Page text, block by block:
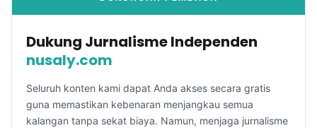
Dukung Jurnalisme Independen
nusaly.com
Seluruh konten kami dapat Anda akses secara gratis
guna memastikan kebenaran menjangkau semua
kalangan tanpa sekat biaya. Namun, menjaga jurnalisme